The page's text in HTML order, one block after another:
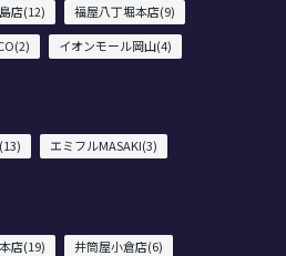
店(12)
福屋八丁堀本店(9)
イオンモール岡山(4)
エミフルMASAKI(3)
店(19)
井筒屋小倉店(6)